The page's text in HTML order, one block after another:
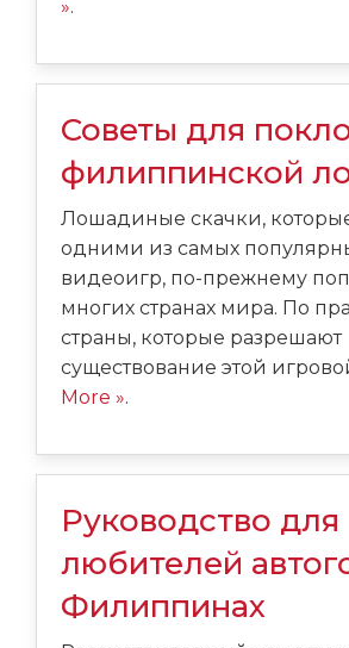
».
Советы для
филиппинской
Лошадиные скачки,
одними из самых
видеоигр, по-прежнему
многих странах мира. По
страны, которые разрешают
существование этой
More ».
Руководство для
любителей
Филиппинах